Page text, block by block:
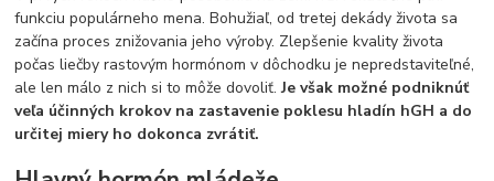
funkciu populárneho mena. Bohužiaľ, od tretej dekády života sa
začína proces znižovania jeho výroby. Zlepšenie kvality života
počas liečby rastovým hormónom v dôchodku je nepredstaviteľné,
ale len málo z nich si to môže dovoliť.Je však možné podniknúť
veľa účinných krokov na zastavenie poklesu hladín hGH a do
určitej miery ho dokonca zvrátiť.